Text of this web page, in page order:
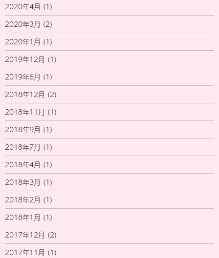
2020年4月 (1)
2020年3月 (2)
2020年1月 (1)
2019年12月 (1)
2019年6月 (1)
2018年12月 (2)
2018年11月 (1)
2018年9月 (1)
2018年7月 (1)
2018年4月 (1)
2018年3月 (1)
2018年2月 (1)
2018年1月 (1)
2017年12月 (2)
2017年11月 (1)